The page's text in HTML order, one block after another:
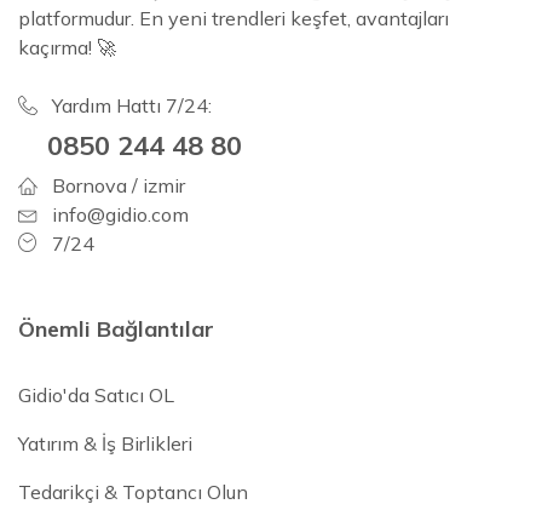
platformudur. En yeni trendleri keşfet, avantajları
kaçırma! 🚀
Yardım Hattı 7/24:
0850 244 48 80
Bornova / izmir
info@gidio.com
7/24
Önemli Bağlantılar
Gidio'da Satıcı OL
Yatırım & İş Birlikleri
Tedarikçi & Toptancı Olun